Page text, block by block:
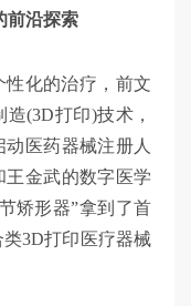
前沿探索
性化的治疗，前文
(3D打印)技术，
医药器械注册人
王金武的数字医学
矫形器”拿到了首
3D打印医疗器械